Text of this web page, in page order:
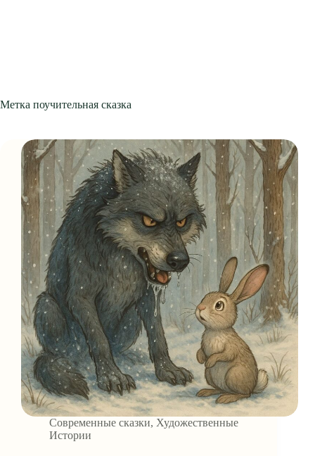
Метка поучительная сказка
Современные сказки, Художественные
Истории